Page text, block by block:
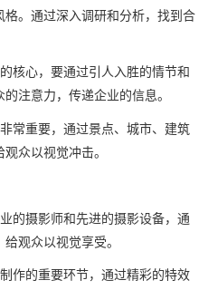
。通过深入调研和分析，找到合
核心，要通过引人入胜的情节和
注意力，传递企业的信息。
常重要，通过景点、城市、建筑
众以视觉冲击。
的摄影师和先进的摄影设备，通
观众以视觉享受。
作的重要环节，通过精彩的特效